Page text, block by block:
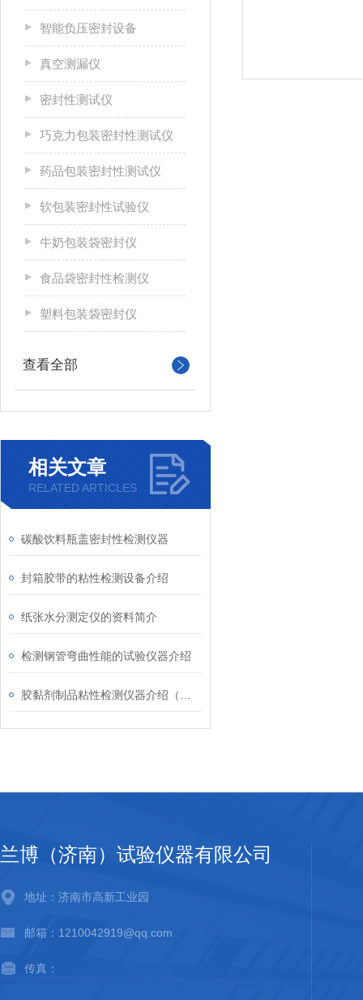
智能负压密封设备
真空测漏仪
密封性测试仪
巧克力包装密封性测试仪
药品包装密封性测试仪
软包装密封性试验仪
牛奶包装袋密封仪
食品袋密封性检测仪
塑料包装袋密封仪
查看全部
相关文章
RELATED ARTICLES
碳酸饮料瓶盖密封性检测仪器
封箱胶带的粘性检测设备介绍
纸张水分测定仪的资料简介
检测钢管弯曲性能的试验仪器介绍
兰博（济南）试验仪器有限公司
地址：济南市高新工业园
邮箱：1210042919@qq.com
传真：